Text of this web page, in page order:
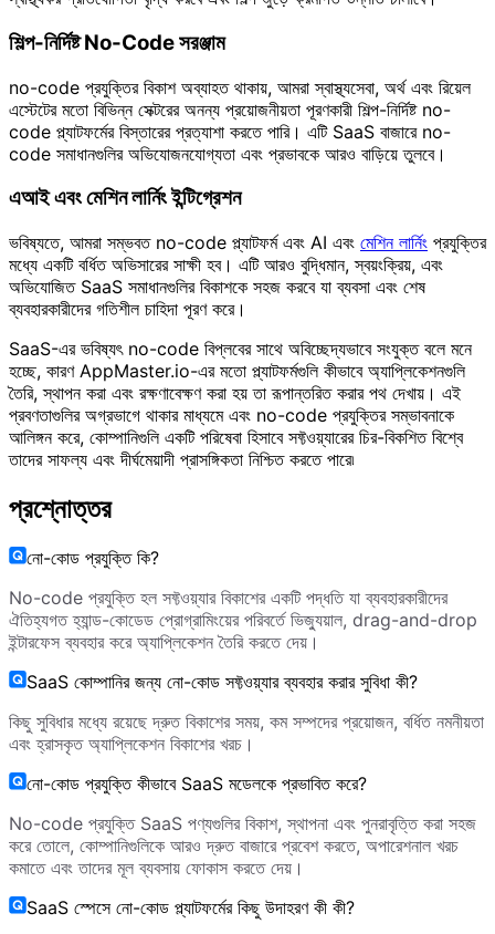
শিল্প-নির্দিষ্ট No-Code সরঞ্জাম
no-code প্রযুক্তির বিকাশ অব্যাহত থাকায়, আমরা স্বাস্থ্যসেবা, অর্থ এবং রিয়েল
এস্টেটের মতো বিভিন্ন সেক্টরের অনন্য প্রয়োজনীয়তা পূরণকারী শিল্প-নির্দিষ্ট no-
code প্ল্যাটফর্মের বিস্তারের প্রত্যাশা করতে পারি। এটি SaaS বাজারে no-
code সমাধানগুলির অভিযোজনযোগ্যতা এবং প্রভাবকে আরও বাড়িয়ে তুলবে।
এআই এবং মেশিন লার্নিং ইন্টিগ্রেশন
ভবিষ্যতে, আমরা সম্ভবত no-code প্ল্যাটফর্ম এবং AI এবং মেশিন লার্নিং প্রযুক্তির
মধ্যে একটি বর্ধিত অভিসারের সাক্ষী হব। এটি আরও বুদ্ধিমান, স্বয়ংক্রিয়, এবং
অভিযোজিত SaaS সমাধানগুলির বিকাশকে সহজ করবে যা ব্যবসা এবং শেষ
ব্যবহারকারীদের গতিশীল চাহিদা পূরণ করে।
SaaS-এর ভবিষ্যৎ no-code বিপ্লবের সাথে অবিচ্ছেদ্যভাবে সংযুক্ত বলে মনে
হচ্ছে, কারণ AppMaster.io-এর মতো প্ল্যাটফর্মগুলি কীভাবে অ্যাপ্লিকেশনগুলি
তৈরি, স্থাপন করা এবং রক্ষণাবেক্ষণ করা হয় তা রূপান্তরিত করার পথ দেখায়। এই
প্রবণতাগুলির অগ্রভাগে থাকার মাধ্যমে এবং no-code প্রযুক্তির সম্ভাবনাকে
আলিঙ্গন করে, কোম্পানিগুলি একটি পরিষেবা হিসাবে সফ্টওয়্যারের চির-বিকশিত বিশ্বে
তাদের সাফল্য এবং দীর্ঘমেয়াদী প্রাসঙ্গিকতা নিশ্চিত করতে পারে৷
প্রশ্নোত্তর
নো-কোড প্রযুক্তি কি?
No-code প্রযুক্তি হল সফ্টওয়্যার বিকাশের একটি পদ্ধতি যা ব্যবহারকারীদের
ঐতিহ্যগত হ্যান্ড-কোডেড প্রোগ্রামিংয়ের পরিবর্তে ভিজ্যুয়াল, drag-and-drop
ইন্টারফেস ব্যবহার করে অ্যাপ্লিকেশন তৈরি করতে দেয়।
SaaS কোম্পানির জন্য নো-কোড সফ্টওয়্যার ব্যবহার করার সুবিধা কী?
কিছু সুবিধার মধ্যে রয়েছে দ্রুত বিকাশের সময়, কম সম্পদের প্রয়োজন, বর্ধিত নমনীয়তা
এবং হ্রাসকৃত অ্যাপ্লিকেশন বিকাশের খরচ।
নো-কোড প্রযুক্তি কীভাবে SaaS মডেলকে প্রভাবিত করে?
No-code প্রযুক্তি SaaS পণ্যগুলির বিকাশ, স্থাপনা এবং পুনরাবৃত্তি করা সহজ
করে তোলে, কোম্পানিগুলিকে আরও দ্রুত বাজারে প্রবেশ করতে, অপারেশনাল খরচ
কমাতে এবং তাদের মূল ব্যবসায় ফোকাস করতে দেয়।
SaaS স্পেসে নো-কোড প্ল্যাটফর্মের কিছু উদাহরণ কী কী?